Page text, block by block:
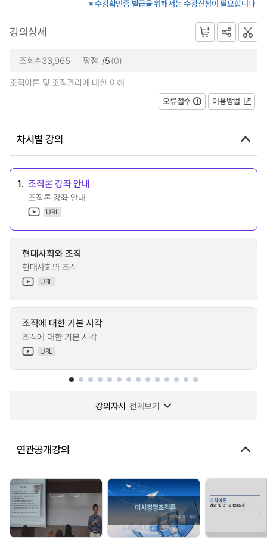
※ 수강확인증 발급을 위해서는 수강신청이 필요합니다
강의상세
조회수33,965 평점 /5(0)
조직이론 및 조직관리에 대한 이해
오류접수
이용방법
차시별 강의
1. 조직론 강좌 안내
조직론 강좌 안내
URL
현대사회와 조직
현대사회와 조직
URL
조직에 대한 기본 시각
조직에 대한 기본 시각
URL
강의차시 전체보기
연관공개강의